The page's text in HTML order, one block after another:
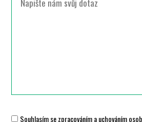
Souhlasím se zpracováním a uchováním